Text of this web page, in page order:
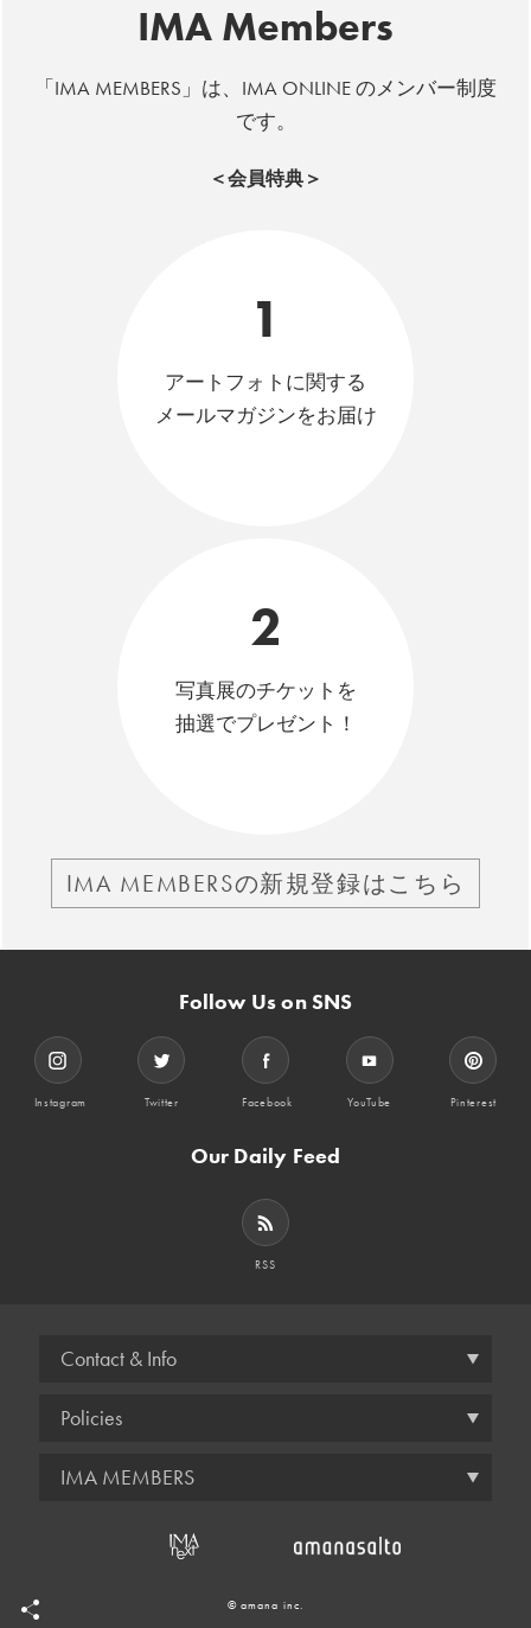
IMA Members
「IMA MEMBERS」は、IMA ONLINE のメンバー制度
です。
＜会員特典＞
1
アートフォトに関する
メールマガジンをお届け
2
写真展のチケットを
抽選でプレゼント！
IMA MEMBERSの新規登録はこちら
Follow Us on SNS
Instagram Twitter Facebook YouTube Pinterest
Our Daily Feed
RSS
Contact & Info
Policies
IMA MEMBERS
© amana inc.